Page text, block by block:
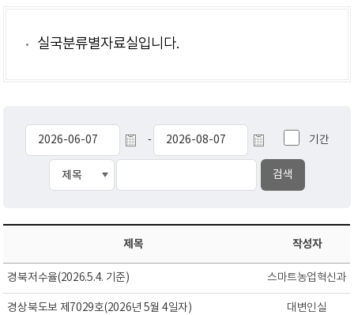
실국분류별자료실입니다.
- 기간
제목 작성자
경북저수율(2026.5.4. 기준) 스마트농업혁신과
경상북도보 제7029호(2026년 5월 4일자) 대변인실